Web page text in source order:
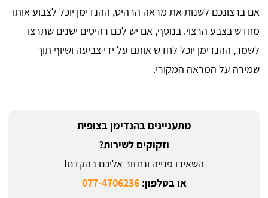
אם ברצונכם לשנות את מראה הרהיט, ההנדימן יוכל לצבוע אותו
מחדש בצבע הרצוי. בנוסף, אם יש לכם רהיטים ישנים שתרצו
לשמר, ההנדימן יוכל לחדש אותם על ידי צביעה ושיוף תוך
שמירה על המראה המקורי.
מתעניינים בהנדימן בצופית
וזקוקים לשירות?
השאירו פנייה ונחזור אליכם בהקדם!
או בטלפון:077-4706236